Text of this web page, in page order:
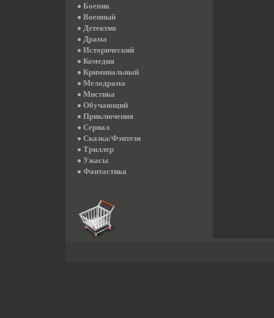
Боевик
Военный
Детектив
Драма
Исторический
Комедия
Криминальный
Мелодрама
Мистика
Обучающий
Приключения
Сериал
Сказка/Фэнтези
Триллер
Ужасы
Фантастика